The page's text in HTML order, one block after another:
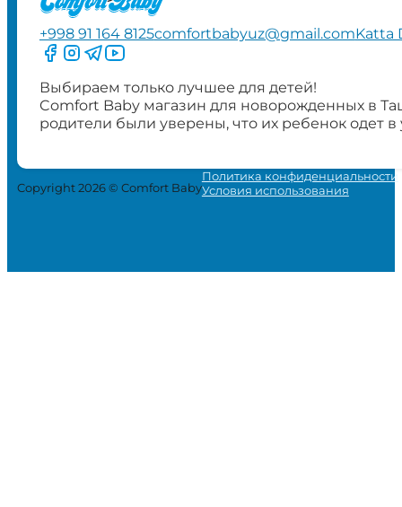
+998 91 164 8125comfortbabyuz@gmail.comKatta
Следите за нами на Facebook
Следите за нами в Instagram
Следите за нами в Telegram
Следите за нами в YouTube
Выбираем только лучшее для детей!
Comfort Baby магазин для новорожденных в
родители были уверены, что их ребенок одет
Copyright 2026 © Comfort Baby
Политика конфиденциальности
Условия использования